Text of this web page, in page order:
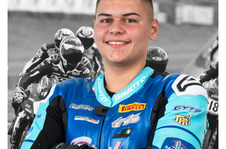
PARTENAIRES
accéder à la billetterie